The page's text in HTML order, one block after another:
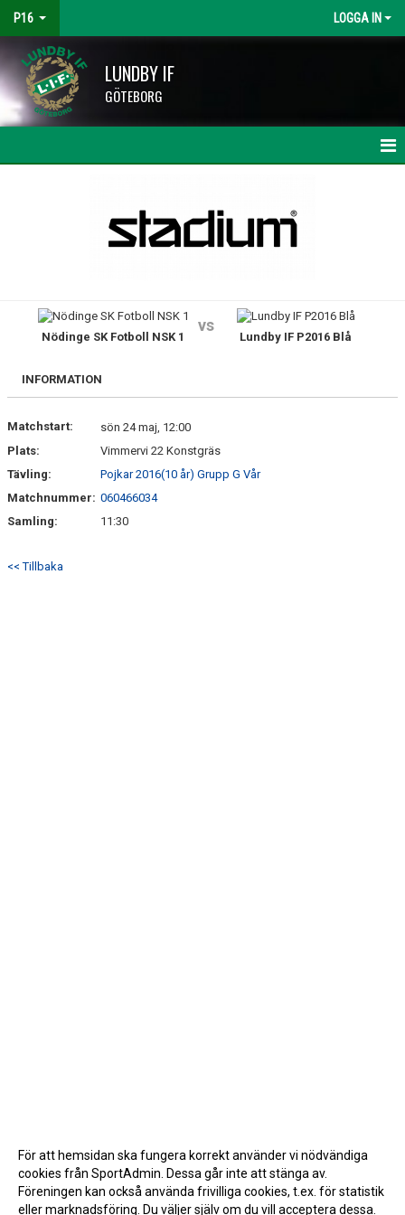
P16 LOGGA IN
LUNDBY IF
GÖTEBORG
TRUPPEN
BILDGALLERI
KONTAKT
Nödinge SK Fotboll NSK 1
vs
Lundby IF P2016 Blå
INFORMATION
Matchstart:
sön 24 maj, 12:00
Plats:
Vimmervi 22 Konstgräs
Tävling:
Pojkar 2016(10 år) Grupp G Vår
Matchnummer: 060466034
Samling:
11:30
<< Tillbaka
För att hemsidan ska fungera korrekt använder vi nödvändiga
cookies från SportAdmin. Dessa går inte att stänga av.
Föreningen kan också använda frivilliga cookies, t.ex. för statistik
eller marknadsföring. Du väljer själv om du vill acceptera dessa.